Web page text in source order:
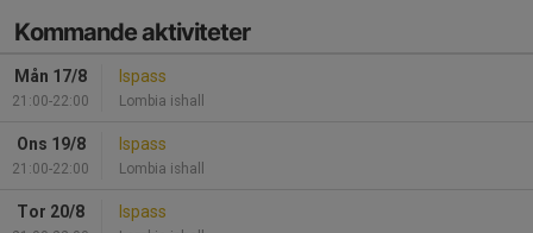
Kommande aktiviteter
Mån 17/8
21:00-22:00
Ispass
Lombia ishall
Ons 19/8
21:00-22:00
Ispass
Lombia ishall
Tor 20/8 Ispass